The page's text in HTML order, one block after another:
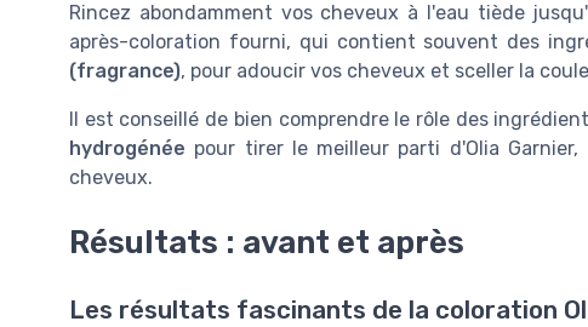
Rincez abondamment vos cheveux à l'eau tiède
après-coloration fourni, qui contient souvent des
(fragrance), pour adoucir vos cheveux et sceller la
Il est conseillé de bien comprendre le rôle des
hydrogénée pour tirer le meilleur parti d'Olia
cheveux.
Résultats : avant et après
Les résultats fascinants de la coloration